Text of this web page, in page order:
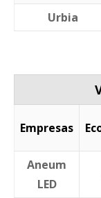
Urbia
Empresas
Aneum
LED